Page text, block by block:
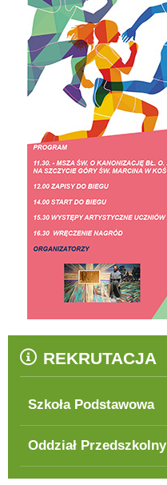
REKRUTACJA
Szkoła Podstawowa
Oddział Przedszkolny